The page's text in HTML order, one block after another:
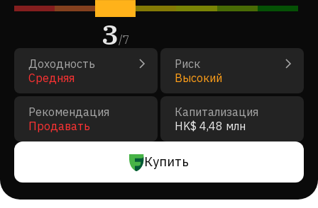
3/7
Доходность
Средняя
Риск
Высокий
Рекомендация
Продавать
Капитализация
HK$ 4,48 млн
Купить